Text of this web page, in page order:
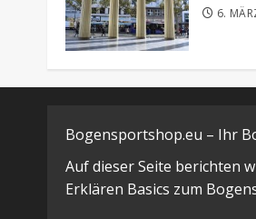
6.
Bogensportshop.eu – Ihr
Auf dieser Seite berichten
Erklären Basics zum